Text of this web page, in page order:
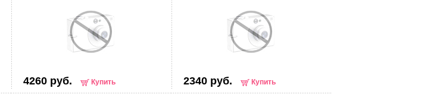
4260 руб. Купить 2340 руб. Купить